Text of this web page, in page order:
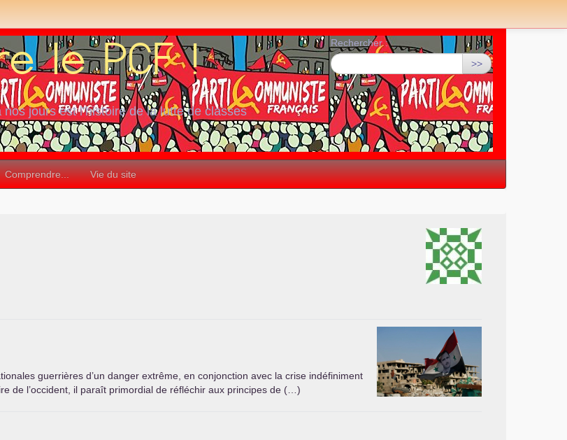
nos jours est l’histoire de la lutte de classes
Rechercher :
>>
Comprendre... Vie du site
guerrières d’un danger extrême, en conjonction avec la crise indéfiniment
de l’occident, il paraît primordial de réfléchir aux principes de (…)